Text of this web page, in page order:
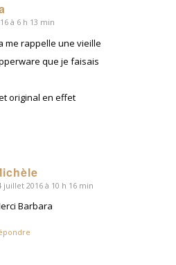
à 6 h 13 min
me rappelle une vieille
que je faisais
original en effet
ditjuillet 2016 à 10 h 16 min
Barbara